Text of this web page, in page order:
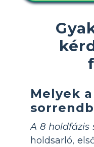
Melyek
A 8 holdfázis
holdsarló,